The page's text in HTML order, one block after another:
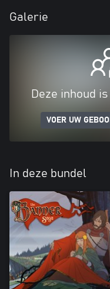
Galerie
Deze inhoud
VOER UW
In deze bundel